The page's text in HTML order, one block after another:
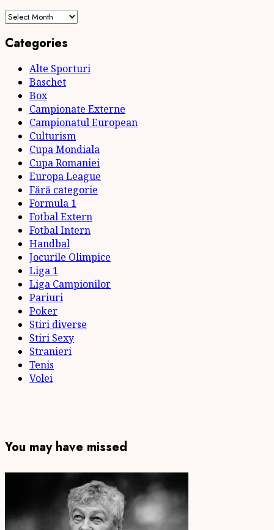
Archives
Categories
Alte Sporturi
Baschet
Box
Campionate Externe
Campionatul European
Culturism
Cupa Mondiala
Cupa Romaniei
Europa League
Fără categorie
Formula 1
Fotbal Extern
Fotbal Intern
Handbal
Jocurile Olimpice
Liga 1
Liga Campionilor
Pariuri
Poker
Stiri diverse
Stiri Sexy
Stranieri
Tenis
Volei
You may have missed